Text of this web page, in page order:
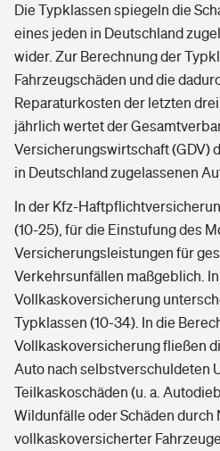
Die Typklassen spiegeln die
eines jeden in Deutschland
wider. Zur Berechnung der
Fahrzeugschäden und die
Reparaturkosten der letzten
jährlich wertet der
Versicherungswirtschaft (GDV)
in Deutschland zugelassenen
In der Kfz-
(10-25), für die Einstufung des
Versicherungsleistungen für
Verkehrsunfällen maßgeblich.
Vollkaskoversicherung
Typklassen (10-34). In die
Vollkaskoversicherung fließen
Auto nach selbstverschuldeten
Teilkaskoschäden (u. a.
Wildunfälle oder Schäden
vollkaskoversicherter